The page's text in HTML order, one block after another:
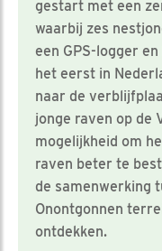
gestart met een
waarbij zes
een GPS-logger
het eerst in
naar de
jonge raven op de
mogelijkheid om
raven beter te
de samenwerking
Onontgonnen
ontdekken.